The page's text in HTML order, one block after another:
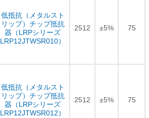
低抵抗（メタルスト
リップ）チップ抵抗
器（LRPシリーズ
LRP12JTWSR010）
2512 ±5% 75
低抵抗（メタルスト
リップ）チップ抵抗
器（LRPシリーズ
LRP12JTWSR012）
2512 ±5% 75